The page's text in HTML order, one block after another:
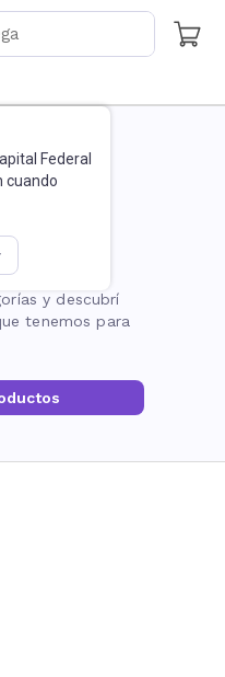
Federal
cuando
existe
y descubrí
tenemos para